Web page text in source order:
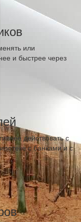
или
и быстрее через
действовать с
с банками и с